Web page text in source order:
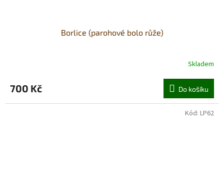
Borlice (parohové bolo růže)
Skladem
700 Kč Do košíku
Kód: LP62